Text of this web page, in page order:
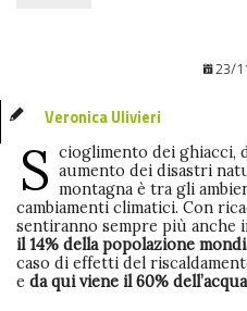
23/
Veronica Ulivieri
S cioglimento dei ghiacci,
aumento dei disastri
montagna è tra gli
cambiamenti climatici. Con
sentiranno sempre più anche
il 14% della popolazione
caso di effetti del
e da qui viene il 60% dell’acqua